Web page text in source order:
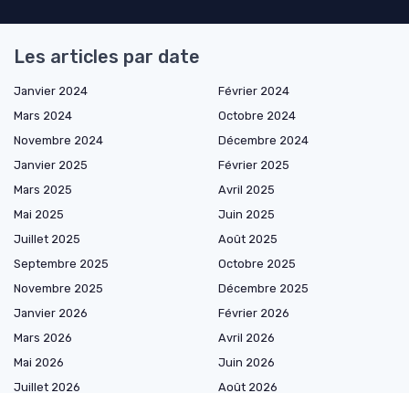
Les articles par date
Janvier 2024
Février 2024
Mars 2024
Octobre 2024
Novembre 2024
Décembre 2024
Janvier 2025
Février 2025
Mars 2025
Avril 2025
Mai 2025
Juin 2025
Juillet 2025
Août 2025
Septembre 2025
Octobre 2025
Novembre 2025
Décembre 2025
Janvier 2026
Février 2026
Mars 2026
Avril 2026
Mai 2026
Juin 2026
Juillet 2026
Août 2026